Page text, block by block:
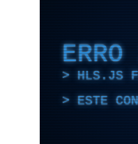
ERRO
HLS.JS
ESTE